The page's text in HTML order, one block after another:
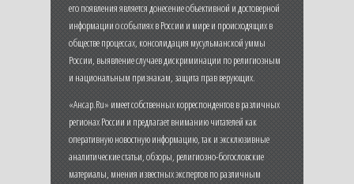
его появления является донесение объективной и достоверной
информации о событиях в России и мире и происходящих в
обществе процессах, консолидация мусульманской уммы
России, выявление случаев дискриминации по религиозным
и национальным признакам, защита прав верующих.
«Ансар.Ru» имеет собственных корреспондентов в различных
регионах России и предлагает вниманию читателей как
оперативную новостную информацию, так и эксклюзивные
аналитические статьи, обзоры, религиозно-богословские
материалы, мнения известных экспертов по различным